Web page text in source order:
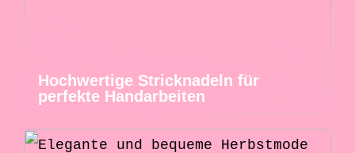
Hochwertige Stricknadeln für
perfekte Handarbeiten